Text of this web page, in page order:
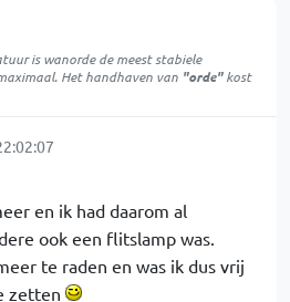
iswanordede meest stabiele
Het handhaven van "orde"kost
en ik had daarom al
ook een flitslamp was.
te raden en was ik dus vrij
zetten